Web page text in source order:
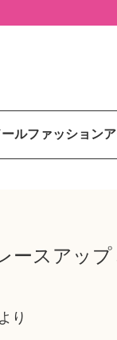
ールファッション
ースアッ
り